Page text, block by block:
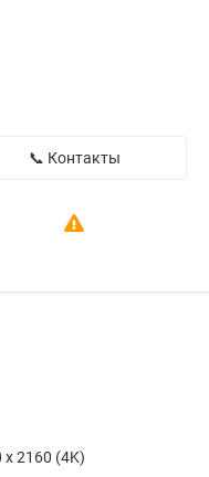
📞 Контакты
x 2160 (4K)